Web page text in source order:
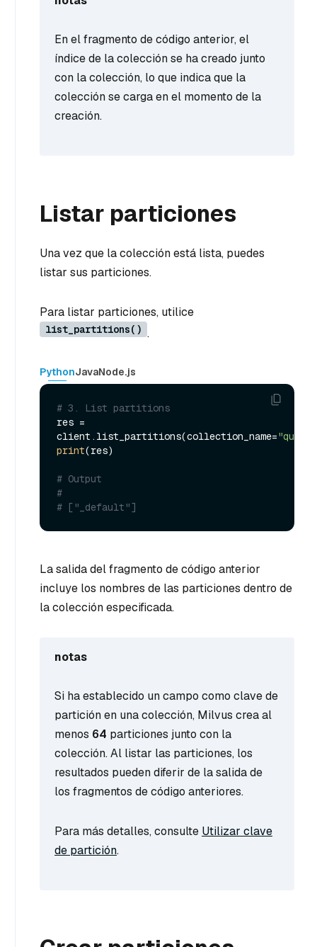
En el fragmento de código anterior, el
índice de la colección se ha creado junto
con la colección, lo que indica que la
colección se carga en el momento de la
creación.
Listar particiones
Una vez que la colección está lista, puedes
listar sus particiones.
Para listar particiones, utilice
list_partitions() .
PythonJavaNode.js
# 3. List partitions
res =
client.list_partitions(collection_name=
print(res)
# Output
#
# ["_default"]
La salida del fragmento de código anterior
incluye los nombres de las particiones dentro de
la colección especificada.
notas
Si ha establecido un campo como clave de
partición en una colección, Milvus crea al
menos 64 particiones junto con la
colección. Al listar las particiones, los
resultados pueden diferir de la salida de
los fragmentos de código anteriores.
Para más detalles, consulte Utilizar clave
de partición.